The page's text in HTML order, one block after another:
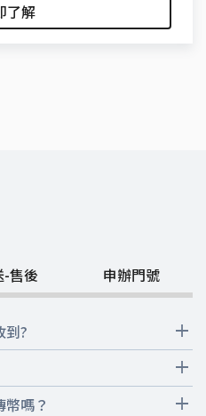
了解
-售後 申辦門號
到?
delivery/index.html
外部廠商進行配送，配送前廠商
嗎？